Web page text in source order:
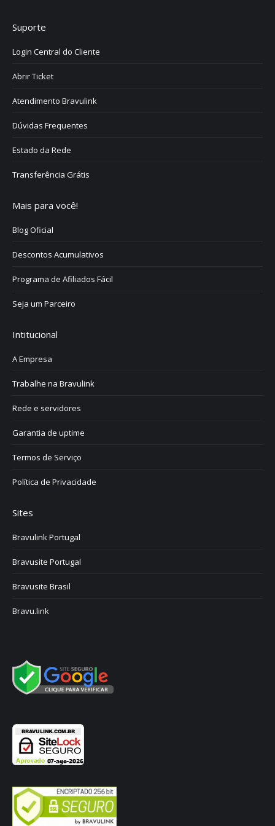
Suporte
Login Central do Cliente
Abrir Ticket
Atendimento Bravulink
Dúvidas Frequentes
Estado da Rede
Transferência Grátis
Mais para você!
Blog Oficial
Descontos Acumulativos
Programa de Afiliados Fácil
Seja um Parceiro
Intitucional
A Empresa
Trabalhe na Bravulink
Rede e servidores
Garantia de uptime
Termos de Serviço
Política de Privacidade
Sites
Bravulink Portugal
Bravusite Portugal
Bravusite Brasil
Bravu.link